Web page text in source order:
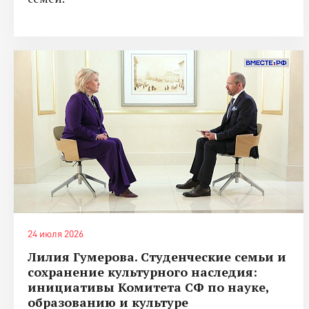
24 июля 2026
Лилия Гумерова. Студенческие семьи и
сохранение культурного наследия:
инициативы Комитета СФ по науке,
образованию и культуре